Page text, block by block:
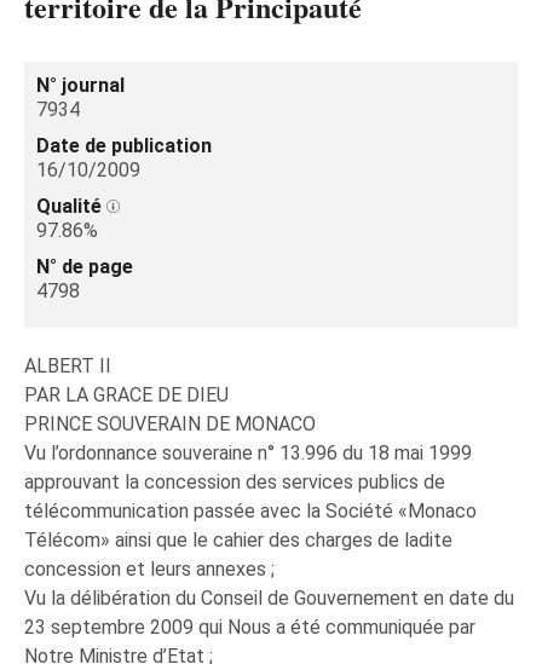
N° journal
7934
Date de publication
16/10/2009
Qualité
97.86%
N° de page
4798
ALBERT II
PAR LA GRACE DE DIEU
PRINCE SOUVERAIN DE MONACO
Vu l’ordonnance souveraine n° 13.996 du 18 mai 1999
approuvant la concession des services publics de
télécommunication passée avec la Société «Monaco
Télécom» ainsi que le cahier des charges de ladite
concession et leurs annexes ;
Vu la délibération du Conseil de Gouvernement en date du
23 septembre 2009 qui Nous a été communiquée par
Notre Ministre d’Etat ;